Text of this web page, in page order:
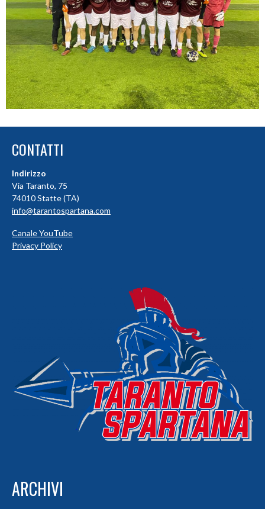
CONTATTI
Indirizzo
Via Taranto, 75
74010 Statte (TA)
info@tarantospartana.com
Canale YouTube
Privacy Policy
ARCHIVI